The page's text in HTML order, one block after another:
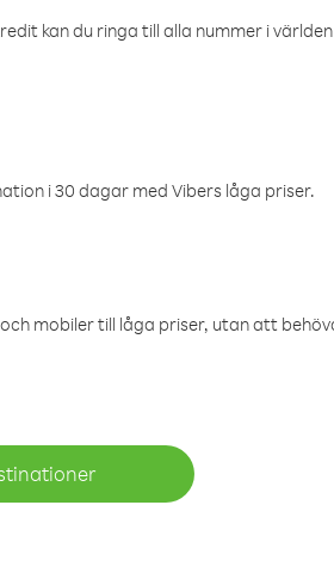
kan du ringa till alla nummer i
i 30 dagar med Vibers låga priser.
mobiler till låga priser, utan att